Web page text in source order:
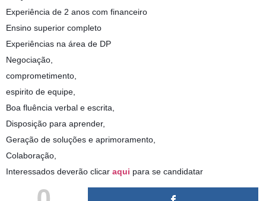
Experiência de 2 anos com financeiro
Ensino superior completo
Experiências na área de DP
Negociação,
comprometimento,
espirito de equipe,
Boa fluência verbal e escrita,
Disposição para aprender,
Geração de soluções e aprimoramento,
Colaboração,
Interessados deverão clicar aqui para se candidatar